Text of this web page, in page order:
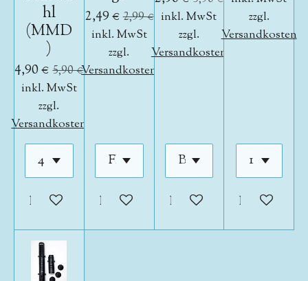
hl
(MMD
)
4,90 € 5,90 €
inkl. MwSt
zzgl.
Versandkosten
In den Warenkorb
2,49 €2,99 €
inkl. MwSt
zzgl.
Versandkosten
In den Warenkorb
inkl. MwSt
zzgl.
Versandkosten
In den Warenkorb
zzgl.
Versandkosten
In den